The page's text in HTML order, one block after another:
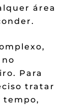
área
Para
tratar
tempo,